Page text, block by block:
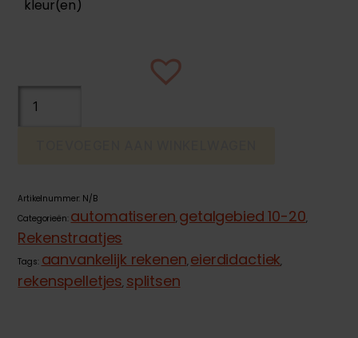
kleur(en)
transparant
Artikelnummer: N/B
Categorieën: automatiseren, getalgebied 10-20,
Rekenstraatjes
Tags: aanvankelijk rekenen, eierdidactiek,
rekenspelletjes, splitsen